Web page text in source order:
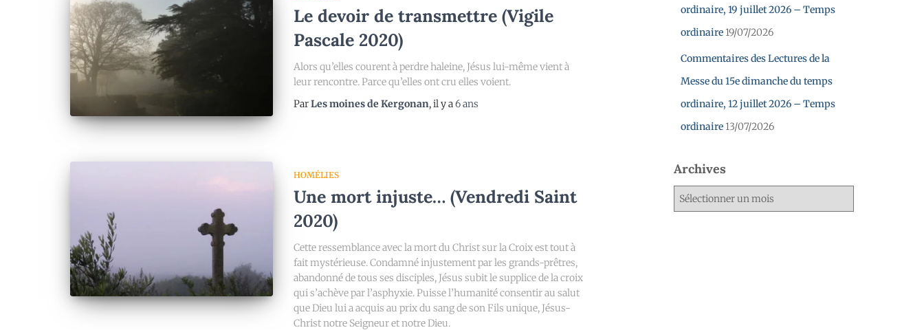
Le devoir de transmettre (Vigile
Pascale 2020)
Alors qu’elles courent à perdre haleine, Jésus lui-même vient à
leur rencontre. Parce qu’elles ont cru elles voient.
ParLes moines de Kergonan, il y a6 ans
HOMÉLIES
Une mort injuste… (Vendredi Saint
2020)
Cette ressemblance avec la mort du Christ sur la Croix est tout à
fait mystérieuse. Condamné injustement par les grands-prêtres,
abandonné de tous ses disciples, Jésus subit le supplice de la croix
qui s’achève par l’asphyxie. Puisse l’humanité consentir au salut
que Dieu lui a acquis au prix du sang de son Fils unique, Jésus-
Christ notre Seigneur et notre Dieu.
ordinaire, 19 juillet 2026 – Temps
ordinaire 19/07/2026
Commentaires des Lectures de la
Messe du 15e dimanche du temps
ordinaire, 12 juillet 2026 – Temps
ordinaire 13/07/2026
Archives